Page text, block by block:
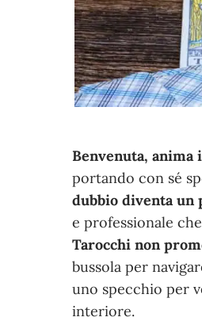
Benvenuta,
portando con sé
dubbio diventa un
e professionale
Tarocchi non
bussola per
uno specchio per
interiore.